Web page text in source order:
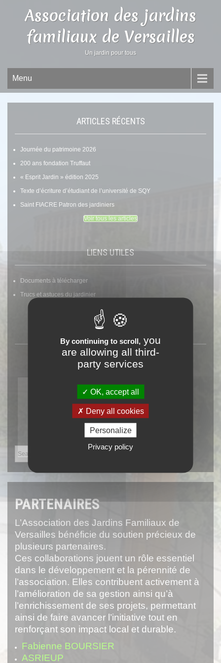
Association des jardins
familiaux de Versailles
Un jardin pour tous
Menu
ARTICLES RÉCENTS
Journée du patrimoine 2026
200 ans fondation Truffaut
« Esprit Jardin » édition 2025
Texte d’écriture d’étudiant de l’université de SQY
Saint FIACRE Patron des jardiniers
Voir tous les articles
LIENS UTILES
Documents à télécharger
Trucs et astuces du jardinier
DATE DU JOUR
Aujourd'hui
0 8 AOÛT
Dominique
W Dernier croissant
PARTENAIRES
L’Association des Jardins Familiaux de
Versailles bénéficie du soutien précieux de
plusieurs partenaires.
Ces collaborations jouent un rôle essentiel
dans le développement et la pérennité de
l’association. Elles contribuent activement à
l’amélioration de sa gestion ainsi qu’à
l’enrichissement de ses projets, permettant
ainsi de faire avancer l’initiative tout en
renforçant son impact local et durable.
Fabienne BOURSIER
ASRIEUP
By continuing to scroll, you
are allowing all third-
party services
OK, accept all
Deny all cookies
Personalize
Privacy policy